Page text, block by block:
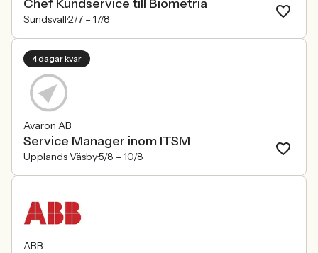
Chef Kundservice till Biometria
Sundsvall2/7 – 17/8
4 dagar kvar
Avaron AB
Service Manager inom ITSM
Upplands Väsby5/8 – 10/8
ABB